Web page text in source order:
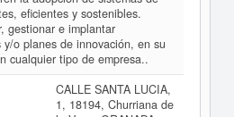
eficientes y sostenibles.
gestionar e implantar
o planes de innovación, en su
cualquier tipo de empresa..
CALLE SANTA LUCIA,
1, 18194, Churriana de